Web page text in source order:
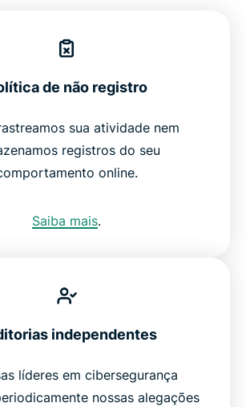
de não registro
sua atividade nem
registros do seu
online.
Saiba mais.
independentes
líderes em cibersegurança
nossas alegações